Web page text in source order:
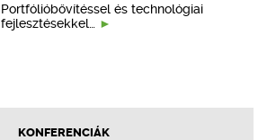
Portfólióbővítéssel és technológiai
fejlesztésekkel…
KONFERENCIÁK